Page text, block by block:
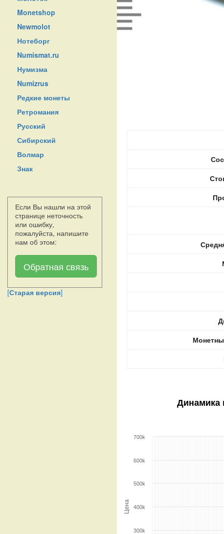
Monetshop
Newmolot
Нотеборг
Numismat.ru
Нумизма
Numizrus
Редкие монеты
Ретромания
Русский
Сибирский
Волмар
Знак
Если Вы нашли на этой
странице неточность
или ошибку,
пожалуйста, напишите
нам об этом:
Обратная связь
[Старая версия]
Динамика
Цена
300k
400k
500k
600k
700k